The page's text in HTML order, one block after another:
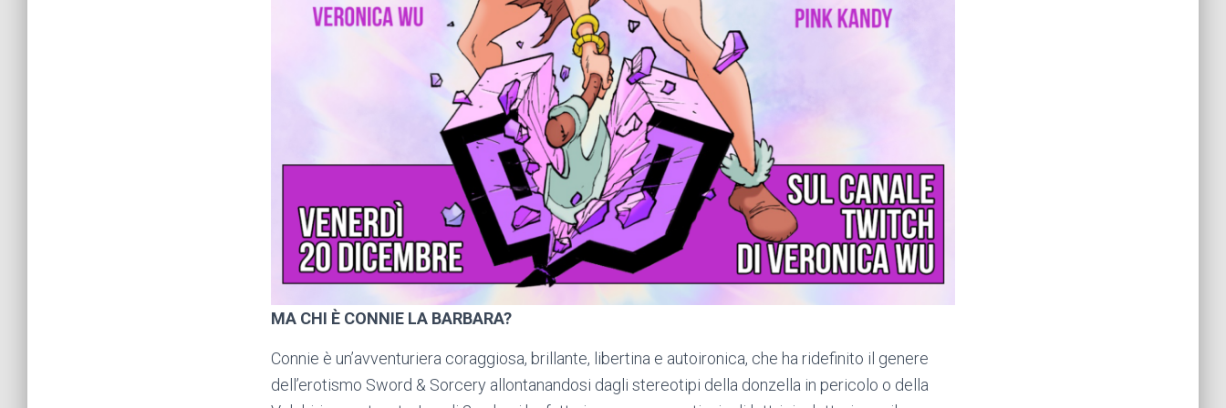
MA CHI È CONNIE LA BARBARA?
Connie è un’avventuriera coraggiosa, brillante, libertina e autoironica, che ha ridefinito il genere
dell’erotismo Sword & Sorcery allontanandosi dagli stereotipi della donzella in pericolo o della